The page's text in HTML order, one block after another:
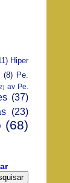
Hiper
(8) Pe.
av Pe.
(37)
(23)
(68)